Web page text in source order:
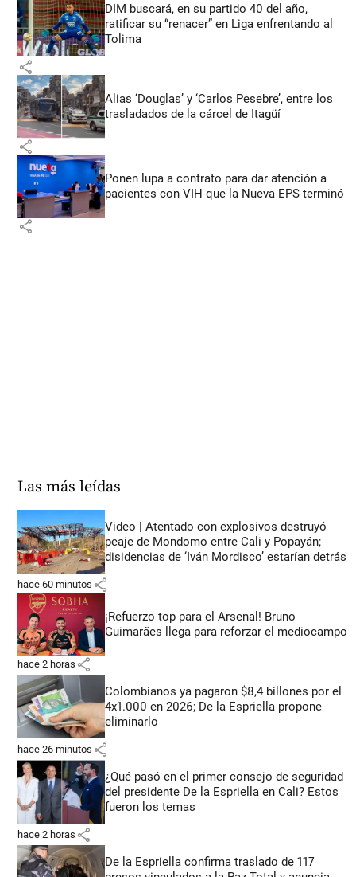
DIM buscará, en su partido 40 del año,
ratificar su “renacer” en Liga enfrentando al
Tolima
share
Alias ‘Douglas’ y ‘Carlos Pesebre’, entre los
trasladados de la cárcel de Itagüí
share
Ponen lupa a contrato para dar atención a
pacientes con VIH que la Nueva EPS terminó
share
Las más leídas
Video | Atentado con explosivos destruyó
peaje de Mondomo entre Cali y Popayán;
disidencias de ‘Iván Mordisco’ estarían detrás
hace 60 minutos share
¡Refuerzo top para el Arsenal! Bruno
Guimarães llega para reforzar el mediocampo
hace 2 horas share
Colombianos ya pagaron $8,4 billones por el
4x1.000 en 2026; De la Espriella propone
eliminarlo
hace 26 minutos share
¿Qué pasó en el primer consejo de seguridad
del presidente De la Espriella en Cali? Estos
fueron los temas
hace 2 horas share
De la Espriella confirma traslado de 117